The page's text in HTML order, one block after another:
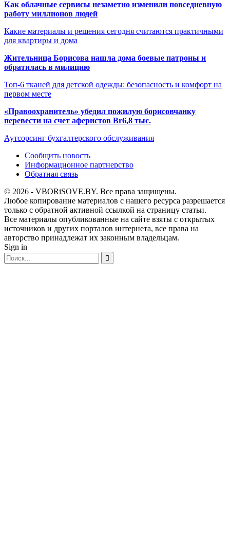
Как облачные сервисы незаметно изменили повседневную
работу миллионов людей
Какие материалы и решения сегодня считаются практичными
для квартиры и дома
Жительница Борисова нашла дома боевые патроны и
обратилась в милицию
Топ-6 тканей для детской одежды: безопасность и комфорт на
первом месте
«Правоохранитель» убедил пожилую борисовчанку
перевести на счет аферистов Br6,8 тыс.
Аутсорсинг бухгалтерского обслуживания
Сообщить новость
Информационное партнерство
Обратная связь
© 2026 - VBORiSOVE.BY. Все права защищены.
Любое копирование материалов с нашего ресурса разрешается
только с обратной активной ссылкой на страницу статьи.
Все материалы опубликованные на сайте взяты с открытых
источников и других порталов интернета, все права на
авторство принадлежат их законным владельцам.
Sign in